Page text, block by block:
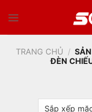
qua
TRANG CHỦ /
ĐÈN